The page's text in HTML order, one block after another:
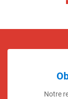
Notre